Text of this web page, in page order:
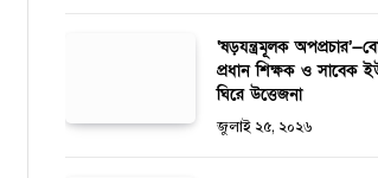
‘ষড়যন্ত্রমূলক
প্রধান শিক্ষক ও সাবেক
ঘিরে উত্তেজনা
জুলাই ২৫, ২০২৬